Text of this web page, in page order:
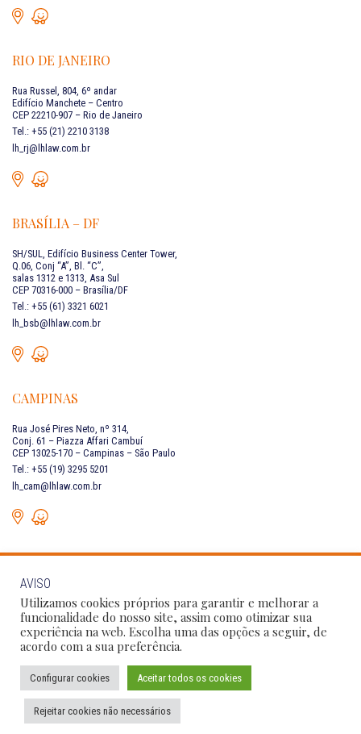
RIO DE JANEIRO
Rua Russel, 804, 6º andar
Edifício Manchete – Centro
CEP 22210-907 – Rio de Janeiro
Tel.: +55 (21) 2210 3138
lh_rj@lhlaw.com.br
BRASÍLIA – DF
SH/SUL, Edifício Business Center Tower,
Q.06, Conj “A”, Bl. “C”,
salas 1312 e 1313, Asa Sul
CEP 70316-000 – Brasília/DF
Tel.: +55 (61) 3321 6021
lh_bsb@lhlaw.com.br
CAMPINAS
Rua José Pires Neto, nº 314,
Conj. 61 – Piazza Affari Cambuí
CEP 13025-170 – Campinas – São Paulo
Tel.: +55 (19) 3295 5201
lh_cam@lhlaw.com.br
FALE CONOSCO
Siga as nossas redes sociais:
Política de Privacidade Condições de Uso
AVISO
Utilizamos cookies próprios para garantir e melhorar a
funcionalidade do nosso site, assim como otimizar sua
experiência na web. Escolha uma das opções a seguir, de
acordo com a sua preferência.
Configurar cookies Aceitar todos os cookies
Rejeitar cookies não necessários